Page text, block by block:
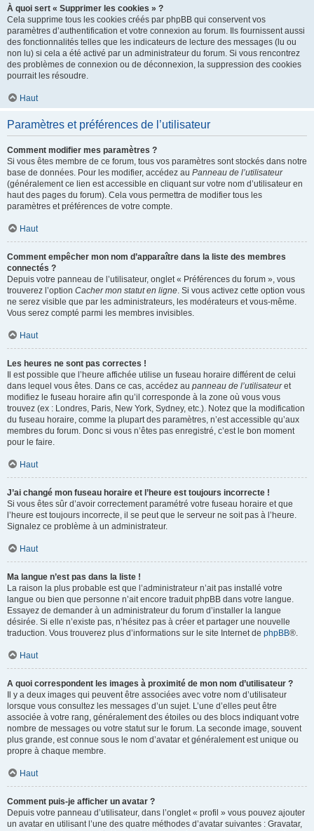
À quoi sert « Supprimer les cookies » ?
Cela supprime tous les cookies créés par phpBB qui conservent vos
paramètres d’authentification et votre connexion au forum. Ils fournissent aussi
des fonctionnalités telles que les indicateurs de lecture des messages (lu ou
non lu) si cela a été activé par un administrateur du forum. Si vous rencontrez
des problèmes de connexion ou de déconnexion, la suppression des cookies
pourrait les résoudre.
Haut
Paramètres et préférences de l’utilisateur
Comment modifier mes paramètres ?
Si vous êtes membre de ce forum, tous vos paramètres sont stockés dans notre
base de données. Pour les modifier, accédez au Panneau de l’utilisateur
(généralement ce lien est accessible en cliquant sur votre nom d’utilisateur en
haut des pages du forum). Cela vous permettra de modifier tous les
paramètres et préférences de votre compte.
Haut
Comment empêcher mon nom d’apparaître dans la liste des membres
connectés ?
Depuis votre panneau de l’utilisateur, onglet « Préférences du forum », vous
trouverez l’option Cacher mon statut en ligne. Si vous activez cette option vous
ne serez visible que par les administrateurs, les modérateurs et vous-même.
Vous serez compté parmi les membres invisibles.
Haut
Les heures ne sont pas correctes !
Il est possible que l’heure affichée utilise un fuseau horaire différent de celui
dans lequel vous êtes. Dans ce cas, accédez au panneau de l’utilisateuret
modifiez le fuseau horaire afin qu’il corresponde à la zone où vous vous
trouvez (ex : Londres, Paris, New York, Sydney, etc.). Notez que la modification
du fuseau horaire, comme la plupart des paramètres, n’est accessible qu’aux
membres du forum. Donc si vous n’êtes pas enregistré, c’est le bon moment
pour le faire.
Haut
J’ai changé mon fuseau horaire et l’heure est toujours incorrecte !
Si vous êtes sûr d’avoir correctement paramétré votre fuseau horaire et que
l’heure est toujours incorrecte, il se peut que le serveur ne soit pas à l’heure.
Signalez ce problème à un administrateur.
Haut
Ma langue n’est pas dans la liste !
La raison la plus probable est que l’administrateur n’ait pas installé votre
langue ou bien que personne n’ait encore traduit phpBB dans votre langue.
Essayez de demander à un administrateur du forum d’installer la langue
désirée. Si elle n’existe pas, n’hésitez pas à créer et partager une nouvelle
traduction. Vous trouverez plus d’informations sur le site Internet de phpBB®.
Haut
A quoi correspondent les images à proximité de mon nom d’utilisateur ?
Il y a deux images qui peuvent être associées avec votre nom d’utilisateur
lorsque vous consultez les messages d’un sujet. L’une d’elles peut être
associée à votre rang, généralement des étoiles ou des blocs indiquant votre
nombre de messages ou votre statut sur le forum. La seconde image, souvent
plus grande, est connue sous le nom d’avatar et généralement est unique ou
propre à chaque membre.
Haut
Comment puis-je afficher un avatar ?
Depuis votre panneau d’utilisateur, dans l’onglet « profil » vous pouvez ajouter
un avatar en utilisant l’une des quatre méthodes d’avatar suivantes : Gravatar,